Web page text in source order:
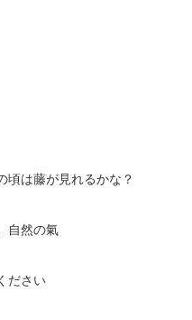
頃は藤が見れるかな？
自然の氣
ださい